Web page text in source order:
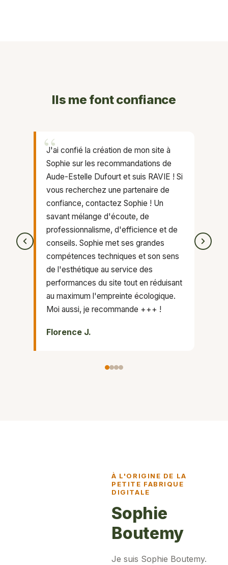
Ils me font confiance
“
J'ai confié la création de mon site à
Sophie sur les recommandations de
Aude-Estelle Dufourt et suis RAVIE ! Si
vous recherchez une partenaire de
confiance, contactez Sophie ! Un
savant mélange d'écoute, de
professionnalisme, d'efficience et de
conseils. Sophie met ses grandes
compétences techniques et son sens
de l'esthétique au service des
performances du site tout en réduisant
au maximum l'empreinte écologique.
Moi aussi, je recommande +++ !
Florence J.
À L'ORIGINE DE LA
PETITE FABRIQUE
DIGITALE
Sophie
Boutemy
Je suis Sophie Boutemy.